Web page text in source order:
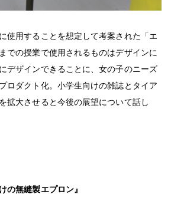
使用することを想定して考案された「エ
での授業で使用されるものはデザインに
デザインできることに、女の子のニーズ
ロダクト化。小学生向けの雑誌とタイア
拡大させると今後の展望について話し
の無縫製エプロン』